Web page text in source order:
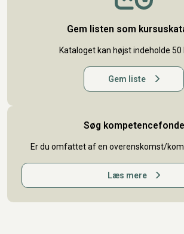
Gem listen som
Kataloget kan højst indeholde 50
Gem liste
Søg kompetencefonde
Er du omfattet af en overenskomst/
Læs mere